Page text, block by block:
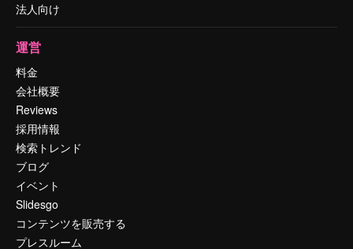
法人向け
運営
料金
会社概要
Reviews
採用情報
検索トレンド
ブログ
イベント
Slidesgo
コンテンツを販売する
プレスルーム